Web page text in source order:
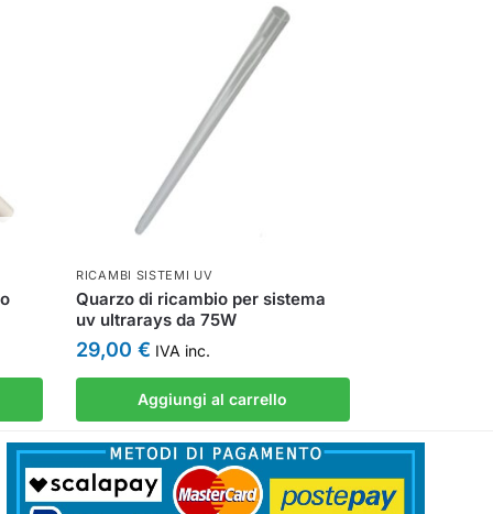
RICAMBI SISTEMI UV
Quarzo di ricambio per sistema
uv ultrarays da 75W
29,00€ IVA inc.
Aggiungi al carrello